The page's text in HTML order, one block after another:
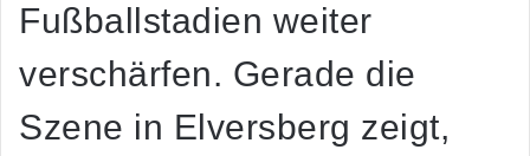
Fußballstadien weiter
verschärfen. Gerade die
Szene in Elversberg zeigt,